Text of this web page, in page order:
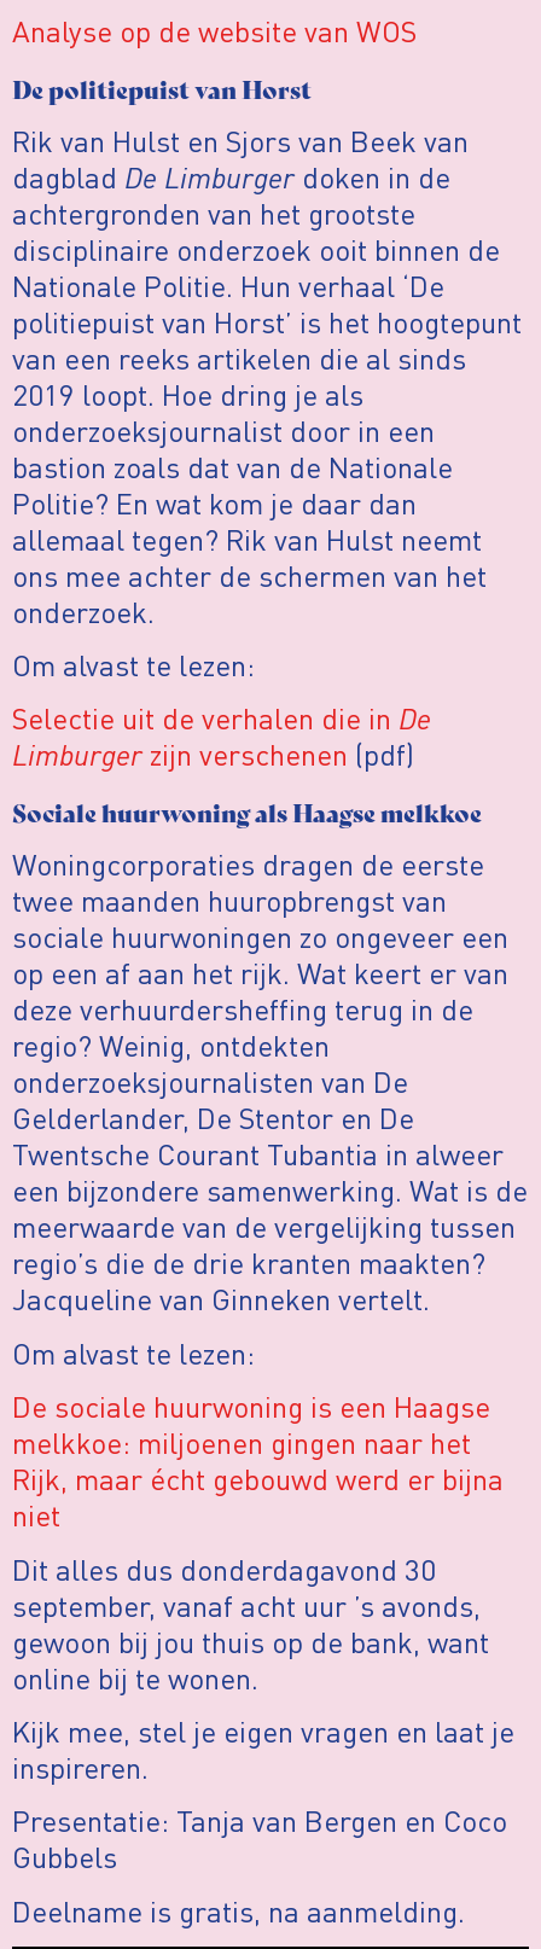
Analyse op de website van WOS
De politiepuist van Horst
Rik van Hulst en Sjors van Beek van
dagblad De Limburgerdoken in de
achtergronden van het grootste
disciplinaire onderzoek ooit binnen de
Nationale Politie. Hun verhaal ‘De
politiepuist van Horst’ is het hoogtepunt
van een reeks artikelen die al sinds
2019 loopt. Hoe dring je als
onderzoeksjournalist door in een
bastion zoals dat van de Nationale
Politie? En wat kom je daar dan
allemaal tegen? Rik van Hulst neemt
ons mee achter de schermen van het
onderzoek.
Om alvast te lezen:
Selectie uit de verhalen die in De
Limburgerzijn verschenen (pdf)
Sociale huurwoning als Haagse melkkoe
Woningcorporaties dragen de eerste
twee maanden huuropbrengst van
sociale huurwoningen zo ongeveer een
op een af aan het rijk. Wat keert er van
deze verhuurdersheffing terug in de
regio? Weinig, ontdekten
onderzoeksjournalisten van De
Gelderlander, De Stentor en De
Twentsche Courant Tubantia in alweer
een bijzondere samenwerking. Wat is de
meerwaarde van de vergelijking tussen
regio’s die de drie kranten maakten?
Jacqueline van Ginneken vertelt.
Om alvast te lezen:
De sociale huurwoning is een Haagse
melkkoe: miljoenen gingen naar het
Rijk, maar écht gebouwd werd er bijna
niet
Dit alles dus donderdagavond 30
september, vanaf acht uur ’s avonds,
gewoon bij jou thuis op de bank, want
online bij te wonen.
Kijk mee, stel je eigen vragen en laat je
inspireren.
Presentatie: Tanja van Bergen en Coco
Gubbels
Deelname is gratis, na aanmelding.